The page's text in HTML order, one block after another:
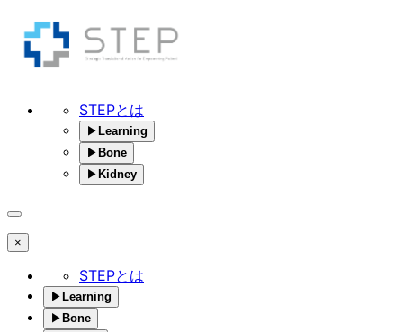
STEPとは
▶ Learning
▶ Bone
▶ Kidney
×
STEPとは
▶ Learning
▶ Bone